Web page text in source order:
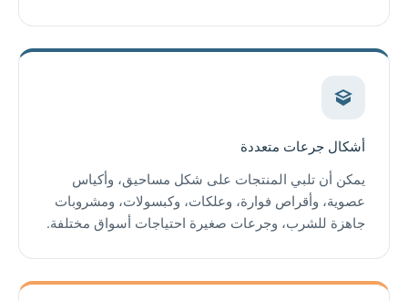
أشكال جرعات متعددة
يمكن أن تلبي المنتجات على شكل مساحيق، وأكياس
عصوية، وأقراص فوارة، وعلكات، وكبسولات، ومشروبات
جاهزة للشرب، وجرعات صغيرة احتياجات أسواق مختلفة.